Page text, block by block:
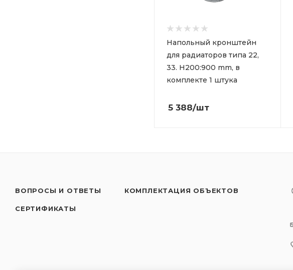
Напольный кронштейн
для радиаторов типа 22,
33. H200:900 mm, в
комплекте 1 штука
5 388/шт
ВОПРОСЫ И ОТВЕТЫ КОМПЛЕКТАЦИЯ ОБЪЕКТОВ
СЕРТИФИКАТЫ